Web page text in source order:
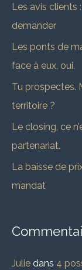
Les avis
demander
Les ponts de
face à eux, oui.
Tu prospectes.
territoire ?
Le closing, ce
partenariat.
La baisse de
mandat
Julie dans 4